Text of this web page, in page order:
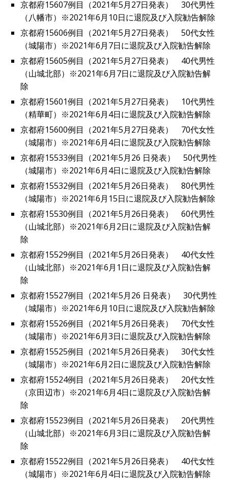
京都府15607例目（2021年5月27日発表） 30代男性
（八幡市）※2021年6月10日に退院及び入院勧告解除
京都府15606例目（2021年5月27日発表） 50代女性
（城陽市）※2021年6月7日に退院及び入院勧告解除
京都府15605例目（2021年5月27日発表） 40代男性
（山城北部）※2021年6月7日に退院及び入院勧告解
除
京都府15601例目（2021年5月27日発表） 10代男性
（精華町）※2021年6月4日に退院及び入院勧告解除
京都府15600例目（2021年5月27日発表） 70代女性
（城陽市）※2021年6月4日に退院及び入院勧告解除
京都府15533例目（2021年5月26 日発表） 50代男性
（城陽市）※2021年6月4日に退院及び入院勧告解除
京都府15532例目（2021年5月26日発表） 80代男性
（城陽市）※2021年6月15日に退院及び入院勧告解除
京都府15530例目（2021年5月26日発表） 60代男性
（山城北部）※2021年6月2日に退院及び入院勧告解
除
京都府15529例目（2021年5月26日発表） 40代女性
（山城北部）※2021年6月1日に退院及び入院勧告解
除
京都府15527例目（2021年5月26 日発表） 30代男性
（城陽市）※2021年6月10日に退院及び入院勧告解除
京都府15526例目（2021年5月26日発表） 70代女性
（城陽市）※2021年6月3日に退院及び入院勧告解除
京都府15525例目（2021年5月26日発表） 30代女性
（城陽市）※2021年6月2日に退院及び入院勧告解除
京都府15524例目（2021年5月26日発表） 20代女性
（京田辺市）※2021年6月4日に退院及び入院勧告解
除
京都府15523例目（2021年5月26日発表） 20代男性
（山城北部）※2021年6月3日に退院及び入院勧告解
除
京都府15522例目（2021年5月26日発表） 40代女性
（城陽市）※2021年6月4日に退院及び入院勧告解除